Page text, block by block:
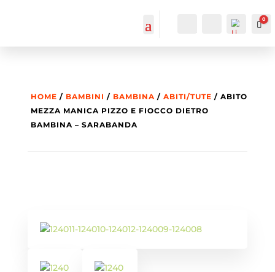
ACCOUNT
ACCOUNT
Cerca... 0
HOME / BAMBINI / BAMBINA/ ABITI/TUTE / ABITO
MEZZA MANICA PIZZO E FIOCCO DIETRO
BAMBINA – SARABANDA